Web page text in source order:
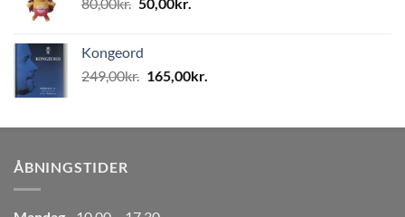
80,00kr..50,00kr..
80,00kr.
var:
80,00kr..
50,00kr.
50,00kr..
Kongeord
249,00kr. Den
var:
165,00kr.
er:
ÅBNINGSTIDER